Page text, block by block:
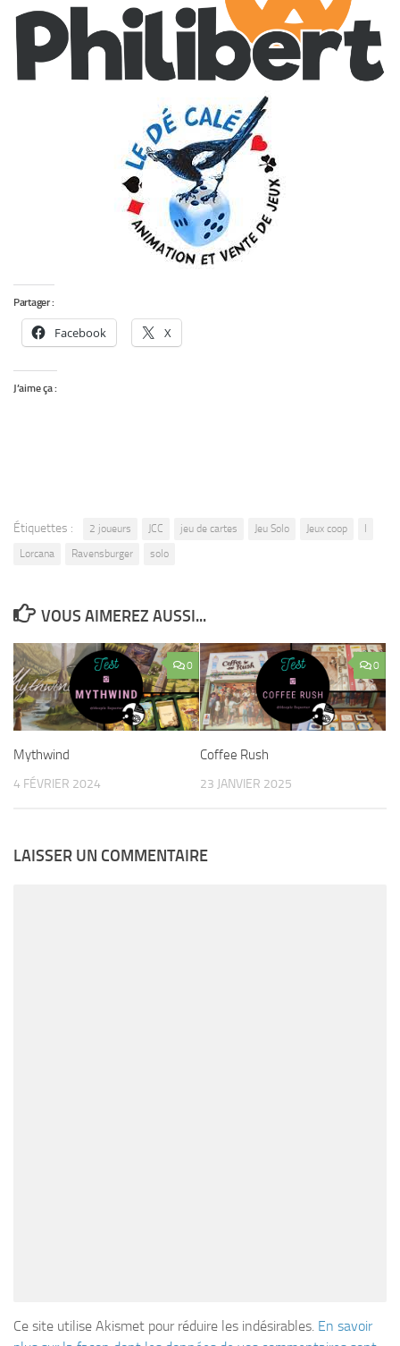
Partager :
Facebook X
J’aime ça :
Étiquettes : 2 joueurs JCC jeu de cartes Jeu Solo Jeux coop
Lorcana
Ravensburger solo
VOUS AIMEREZ AUSSI...
0
Mythwind
4 FÉVRIER 2024
0
Coffee Rush
23 JANVIER 2025
LAISSER UN COMMENTAIRE
Ce site utilise Akismet pour réduire les indésirables. En savoir